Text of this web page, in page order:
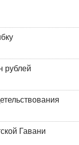
рублей
Гавани